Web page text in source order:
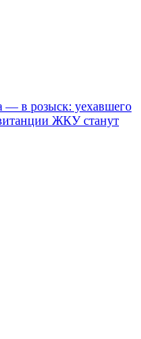
— в розыск: уехавшего
ЖКУ станут